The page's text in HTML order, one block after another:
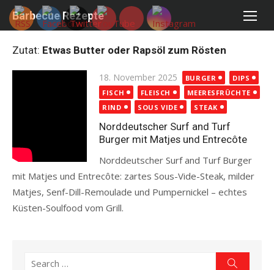
Skip
Barbecue Rezepte
Zutat: Etwas Butter oder Rapsöl zum Rösten
Posted
on
18. November 2025 BURGER
DIPS
FISCH
FLEISCH
MEERESFRÜCHTE
RIND
SOUS VIDE STEAK
Norddeutscher Surf and Turf
Burger mit Matjes und Entrecôte
Norddeutscher Surf and Turf Burger
mit Matjes und Entrecôte: zartes Sous-Vide-Steak, milder
Matjes, Senf-Dill-Remoulade und Pumpernickel – echtes
Küsten-Soulfood vom Grill.
Search